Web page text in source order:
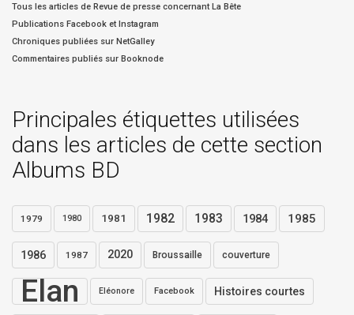
Tous les articles de Revue de presse concernant La Bête
Publications Facebook et Instagram
Chroniques publiées sur NetGalley
Commentaires publiés sur Booknode
Principales étiquettes utilisées
dans les articles de cette section
Albums BD
1979 1980 1981 1982 1983 1984 1985
1986 1987 2020 Broussaille couverture
Elan Eléonore Facebook Histoires courtes